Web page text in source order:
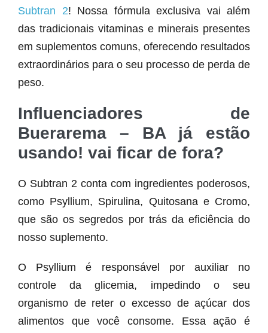
Subtran 2! Nossa fórmula exclusiva vai além
das tradicionais vitaminas e minerais presentes
em suplementos comuns, oferecendo resultados
extraordinários para o seu processo de perda de
peso.
Influenciadores de
Buerarema – BA já estão
usando! vai ficar de fora?
O Subtran 2 conta com ingredientes poderosos,
como Psyllium, Spirulina, Quitosana e Cromo,
que são os segredos por trás da eficiência do
nosso suplemento.
O Psyllium é responsável por auxiliar no
controle da glicemia, impedindo o seu
organismo de reter o excesso de açúcar dos
alimentos que você consome. Essa ação é